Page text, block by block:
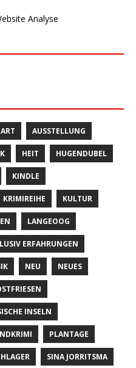
ART AUSSTELLUNG
HEIT HUGENDUBEL
KINDLE
KRIMIREIHE KULTUR
LANGEOOG
ERFAHRUNGEN
NEU NEUES
INSELN
PLANTAGE
SINA JORRITSMA